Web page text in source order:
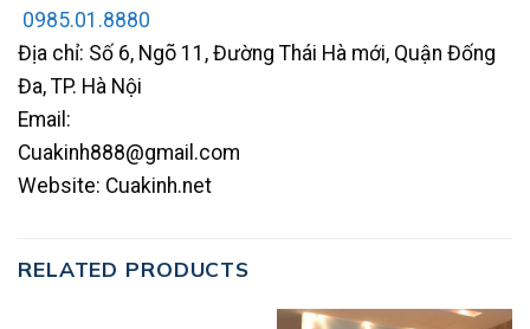
0985.01.8880
Địa chỉ: Số 6, Ngõ 11, Đường Thái Hà mới, Quận Đống
Đa, TP. Hà Nội
Email:
Cuakinh888@gmail.com
Website: Cuakinh.net
RELATED PRODUCTS